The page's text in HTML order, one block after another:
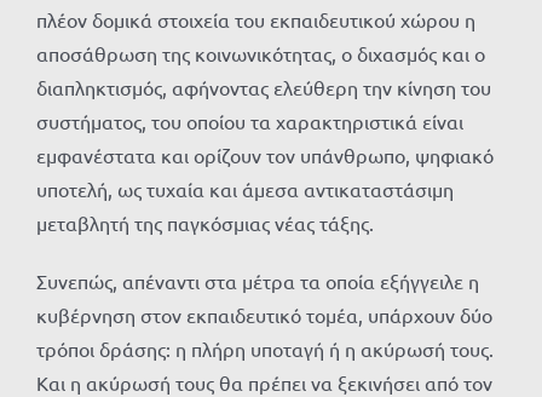
πλέον δομικά στοιχεία του εκπαιδευτικού χώρου η
αποσάθρωση της κοινωνικότητας, ο διχασμός και ο
διαπληκτισμός, αφήνοντας ελεύθερη την κίνηση του
συστήματος, του οποίου τα χαρακτηριστικά είναι
εμφανέστατα και ορίζουν τον υπάνθρωπο, ψηφιακό
υποτελή, ως τυχαία και άμεσα αντικαταστάσιμη
μεταβλητή της παγκόσμιας νέας τάξης.
Συνεπώς, απέναντι στα μέτρα τα οποία εξήγγειλε η
κυβέρνηση στον εκπαιδευτικό τομέα, υπάρχουν δύο
τρόποι δράσης: η πλήρη υποταγή ή η ακύρωσή τους.
Και η ακύρωσή τους θα πρέπει να ξεκινήσει από τον